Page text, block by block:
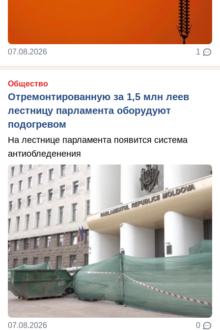
07.08.2026 1
Общество
Отремонтированную за 1,5 млн леев
лестницу парламента оборудуют
подогревом
На лестнице парламента появится система
антиобледенения
07.08.2026 0